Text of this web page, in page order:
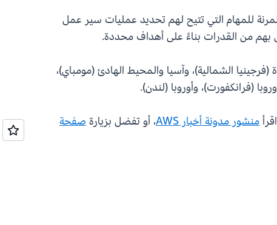
للمهام التي تتيح لهم تحديد عمليات سير عمل
بهم من القدرات بناءً على أهداف محددة.
الشمالية)، وآسيا والمحيط الهادئ (مومباي)،
(فرانكفورت)، وأوروبا (لندن).
منشور مدونة أخبار AWS ، أو تفضل بزيارةصفحة